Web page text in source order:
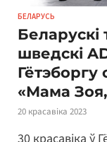
БЕЛАРУСЬ
Беларускі
шведскі
«Мама
20 красавіка 2023